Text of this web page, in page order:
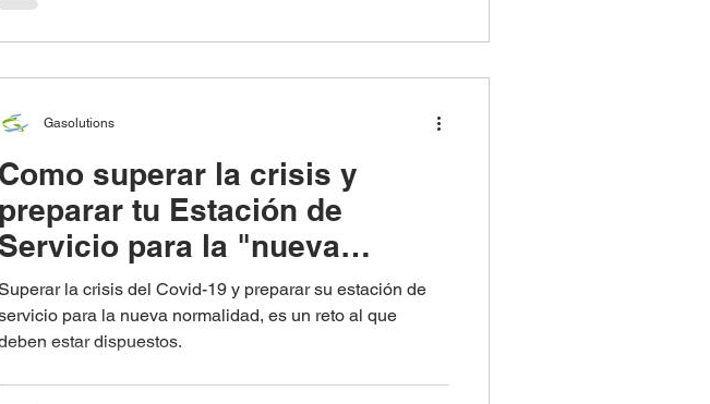
Como superar la crisis y
preparar tu Estación de
Servicio para la "nueva
la crisis del Covid-19 y preparar su estación de
para la nueva normalidad, es un reto al que
estar dispuestos.
Gasolutions